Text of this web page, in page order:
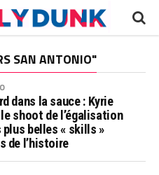
SAN ANTONIO"
dans la sauce : Kyrie
shoot de l’égalisation
plus belles « skills »
de l’histoire